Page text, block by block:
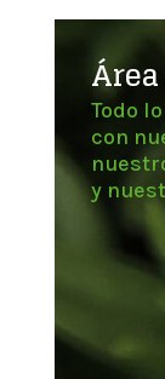
Todo
con
y